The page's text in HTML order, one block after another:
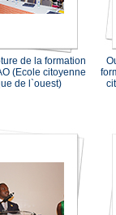
de la formation
(Ecole citoyenne
de l`ouest)